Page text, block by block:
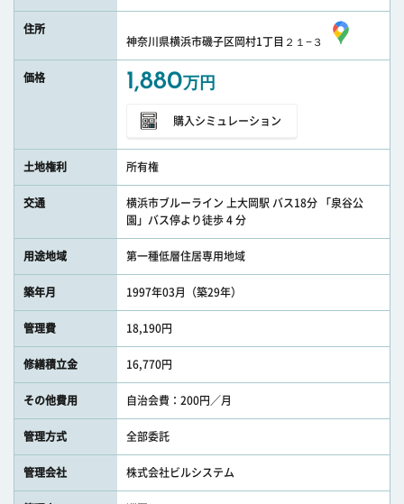
住所
神奈川県横浜市磯子区岡村1丁目２１−３
価格 1,880万円
購入シミュレーション
土地権利 所有権
交通
横浜市ブルーライン 上大岡駅 バス18分 「泉谷公
園」バス停より徒歩 4 分
用途地域 第一種低層住居専用地域
築年月 1997年03月（築29年）
管理費 18,190円
修繕積立金 16,770円
その他費用 自治会費：200円／月
管理方式 全部委託
管理会社 株式会社ビルシステム